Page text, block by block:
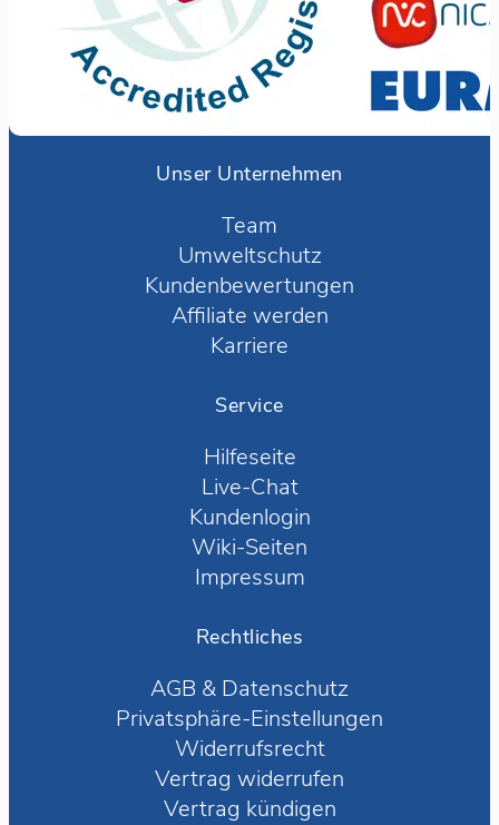
Unser Unternehmen
Team
Umweltschutz
Kundenbewertungen
Affiliate werden
Karriere
Service
Hilfeseite
Live-Chat
Kundenlogin
Wiki-Seiten
Impressum
Rechtliches
AGB & Datenschutz
Privatsphäre-Einstellungen
Widerrufsrecht
Vertrag widerrufen
Vertrag kündigen